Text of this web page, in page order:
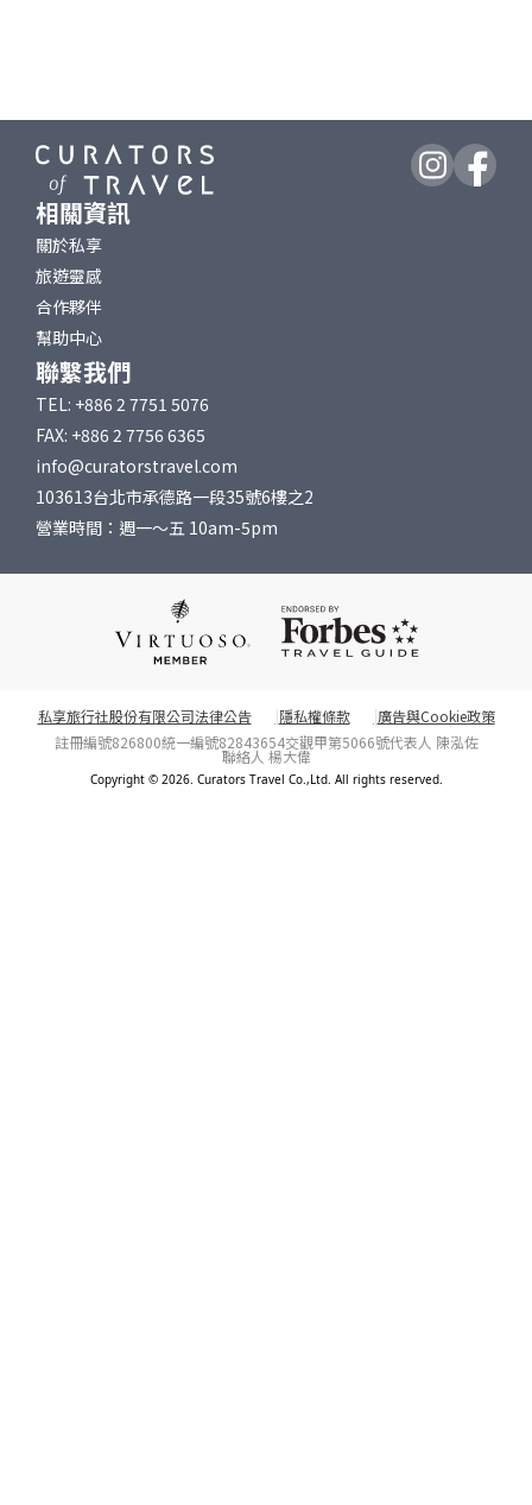
相關資訊
關於私享
旅遊靈感
合作夥伴
幫助中心
聯繫我們
TEL: +886 2 7751 5076
FAX: +886 2 7756 6365
info@curatorstravel.com
103613台北市承德路一段35號6樓之2
營業時間：週一～五 10am-5pm
私享旅行社股份有限公司法律公告 隱私權條款
廣告與Cookie政策
註冊編號826800統一編號82843654交觀甲第5066號代表人 陳泓佐
聯絡人 楊大偉
Copyright © 2026. Curators Travel Co.,Ltd. All rights reserved.